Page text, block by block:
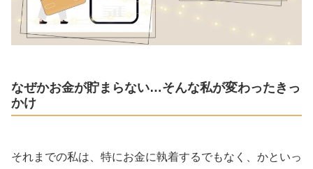
なぜかお金が貯まらない…そんな私が変わったきっ
かけ
それまでの私は、特にお金に執着するでもなく、かといっ